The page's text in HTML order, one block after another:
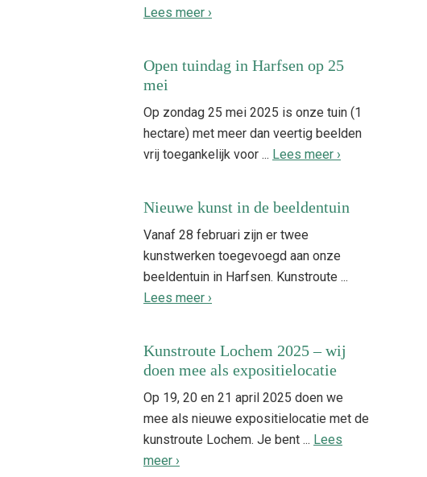
Lees meer ›
Open tuindag in Harfsen op 25
mei
Op zondag 25 mei 2025 is onze tuin (1
hectare) met meer dan veertig beelden
vrij toegankelijk voor ... Lees meer ›
Nieuwe kunst in de beeldentuin
Vanaf 28 februari zijn er twee
kunstwerken toegevoegd aan onze
beeldentuin in Harfsen. Kunstroute ...
Lees meer ›
Kunstroute Lochem 2025 – wij
doen mee als expositielocatie
Op 19, 20 en 21 april 2025 doen we
mee als nieuwe expositielocatie met de
kunstroute Lochem. Je bent ... Lees
meer ›